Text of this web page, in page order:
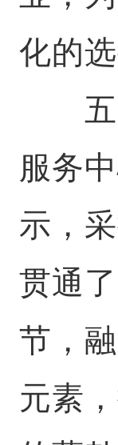
化的选
五
服务
示，
贯通
节，
元素